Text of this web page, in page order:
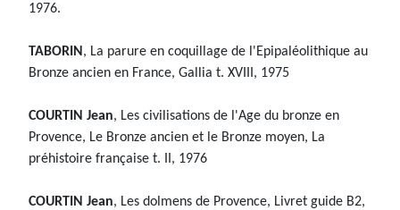
1976.
TABORIN , La parure en coquillage de l'Epipaléolithique au
Bronze ancien en France, Gallia t. XVIII, 1975
COURTIN Jean, Les civilisations de l'Age du bronze en
Provence, Le Bronze ancien et le Bronze moyen, La
préhistoire française t. II, 1976
COURTIN Jean, Les dolmens de Provence, Livret guide B2,